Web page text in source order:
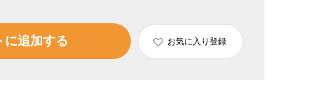
に追加する お気に入り登録